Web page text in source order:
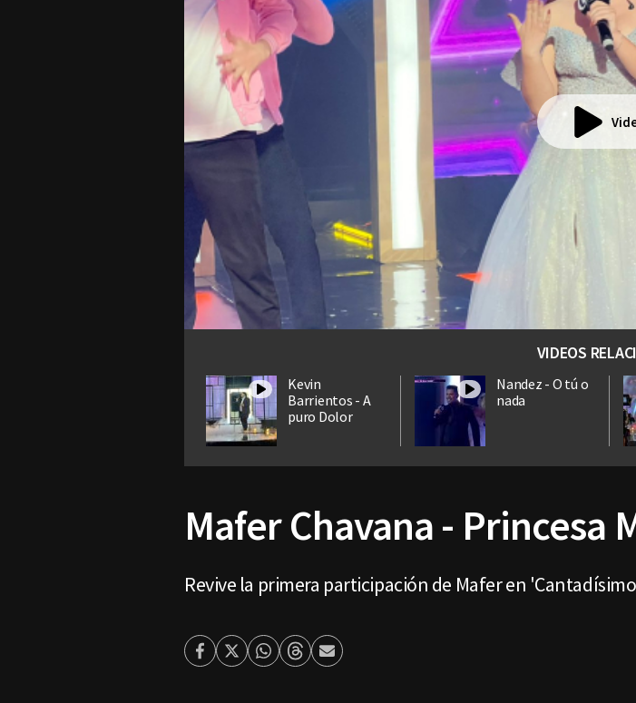
VIDEOS
Kevin
Barrientos - A
puro Dolor
Nandez - O tú o
nada
Mafer Chavana - Princesa
Revive la primera participación de Mafer en
Facebook
TwitterWhatsapp
ThreadsEnviar